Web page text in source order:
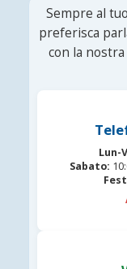
Sempre al
preferisca
con la
Lun-
Sabato: